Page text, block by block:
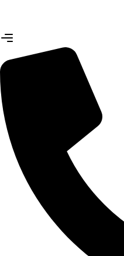
+7 (926) 070-42-99 (Юлия)